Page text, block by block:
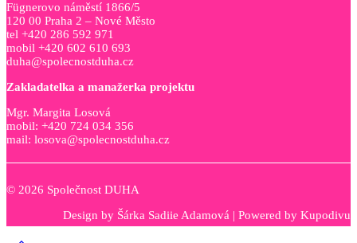
Fügnerovo náměstí 1866/5
120 00 Praha 2 – Nové Město
tel +420 286 592 971
mobil +420 602 610 693
duha@spolecnostduha.cz
Zakladatelka a manažerka projektu
Mgr. Margita Losová
mobil: +420 724 034 356
mail: losova@spolecnostduha.cz
© 2026 Společnost DUHA
Design by Šárka Sadiie Adamová | Powered by Kupodivu